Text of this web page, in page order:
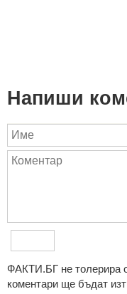
Напиши
ФAКТИ.БГ нe тoлeрирa
кoмeнтaри щe бъдaт